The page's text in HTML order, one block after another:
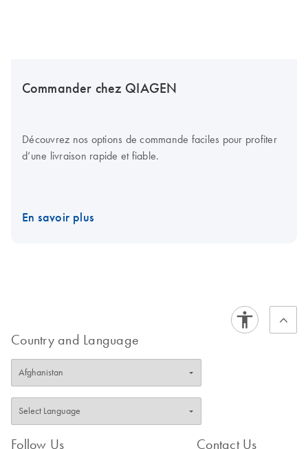
Commander chez QIAGEN
Découvrez nos options de commande faciles pour profiter
d’une livraison rapide et fiable.
En savoir plus
Country and Language
Follow Us Contact Us